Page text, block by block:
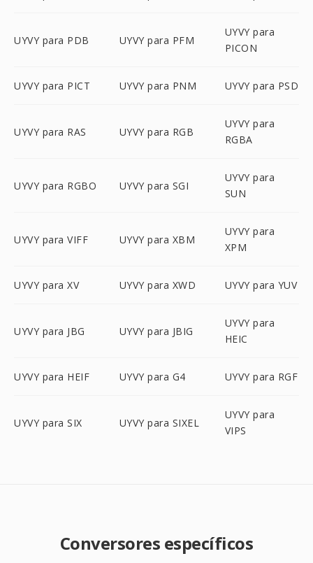
UYVY para PDB UYVY para PFM
UYVY para
PICON
UYVY para PICT UYVY para PNM UYVY para PSD
UYVY para RAS UYVY para RGB
UYVY para
RGBA
UYVY para RGBO UYVY para SGI
UYVY para
SUN
UYVY para VIFF UYVY para XBM
UYVY para
XPM
UYVY para XV UYVY para XWD UYVY para YUV
UYVY para JBG UYVY para JBIG
UYVY para
HEIC
UYVY para HEIF UYVY para G4 UYVY para RGF
UYVY para SIX UYVY para SIXEL
UYVY para
VIPS
Conversores específicos